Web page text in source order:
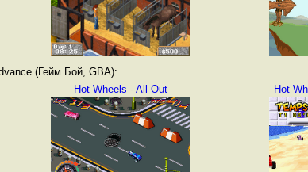
(Гейм Бой, GBA):
Hot Wheels - All Out Hot